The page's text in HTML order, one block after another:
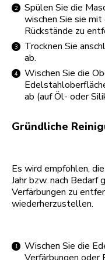
Spülen Sie die
wischen Sie sie
Rückstände zu
Trocknen Sie
ab.
Wischen Sie die
ab (auf Öl- oder
Gründliche
Es wird empfohlen,
Jahr bzw. nach Bedarf
Verfärbungen zu
wiederherzustellen.
Wischen Sie die